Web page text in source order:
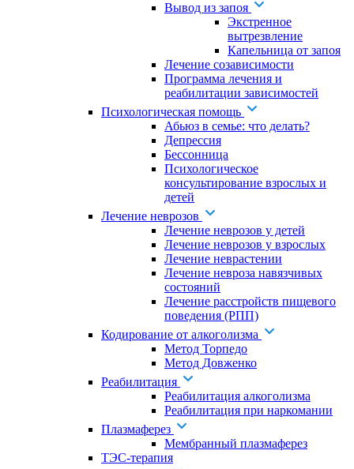
Вывод из запоя
Экстренное
вытрезвление
Капельница от запоя
Лечение созависимости
Программа лечения и
реабилитации зависимостей
Психологическая помощь
Абьюз в семье: что делать?
Депрессия
Бессонница
Психологическое
консультирование взрослых и
детей
Лечение неврозов
Лечение неврозов у детей
Лечение неврозов у взрослых
Лечение неврастении
Лечение невроза навязчивых
состояний
Лечение расстройств пищевого
поведения (РПП)
Кодирование от алкоголизма
Метод Торпедо
Метод Довженко
Реабилитация
Реабилитация алкоголизма
Реабилитация при наркомании
Плазмаферез
Мембранный плазмаферез
ТЭС-терапия